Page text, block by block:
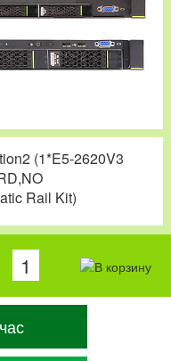
(1*E5-2620V3
Rail Kit)